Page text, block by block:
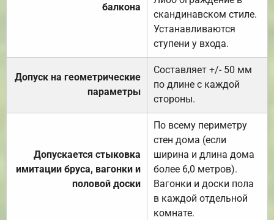
балкона
скандинавском стиле.
Устанавливаются
ступени у входа.
Допуск на геометрические
параметры
Составляет +/- 50 мм
по длине с каждой
стороны.
Допускается стыковка
имитации бруса, вагонки и
половой доски
По всему периметру
стен дома (если
ширина и длина дома
более 6,0 метров).
Вагонки и доски пола
в каждой отдельной
комнате.